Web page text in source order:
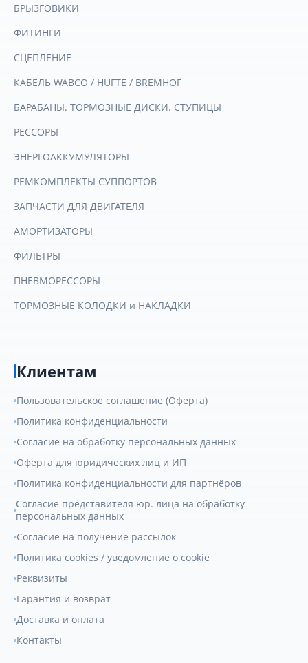
БРЫЗГОВИКИ
ФИТИНГИ
СЦЕПЛЕНИЕ
КАБЕЛЬ WABCO / HUFTE / BREMHOF
БАРАБАНЫ. ТОРМОЗНЫЕ ДИСКИ. СТУПИЦЫ
РЕССОРЫ
ЭНЕРГОАККУМУЛЯТОРЫ
РЕМКОМПЛЕКТЫ СУППОРТОВ
ЗАПЧАСТИ ДЛЯ ДВИГАТЕЛЯ
АМОРТИЗАТОРЫ
ФИЛЬТРЫ
ПНЕВМОРЕССОРЫ
ТОРМОЗНЫЕ КОЛОДКИ и НАКЛАДКИ
Клиентам
Пользовательское соглашение (Оферта)
Политика конфиденциальности
Согласие на обработку персональных данных
Оферта для юридических лиц и ИП
Политика конфиденциальности для партнёров
Согласие представителя юр. лица на обработку
персональных данных
Согласие на получение рассылок
Политика cookies / уведомление о cookie
Реквизиты
Гарантия и возврат
Доставка и оплата
Контакты